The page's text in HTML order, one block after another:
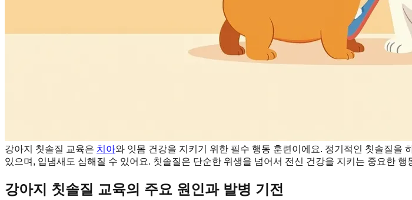
강아지 칫솔질 교육은 치아와 잇몸 건강을 지키기 위한 필수 행동 훈련이에요. 정기적인 칫솔질을
있으며, 입냄새도 심해질 수 있어요. 칫솔질은 단순한 위생을 넘어서 전신 건강을 지키는 중요한
강아지 칫솔질 교육의 주요 원인과 발병 기전